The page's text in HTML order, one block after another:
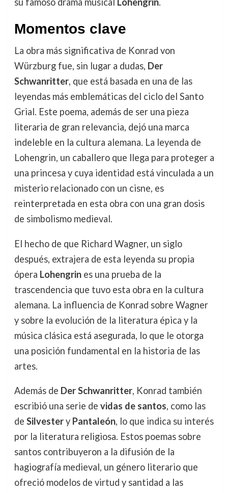
Momentos clave
La obra más significativa de Konrad von
Würzburg fue, sin lugar a dudas, Der
Schwanritter, que está basada en una de las
leyendas más emblemáticas del ciclo del Santo
Grial. Este poema, además de ser una pieza
literaria de gran relevancia, dejó una marca
indeleble en la cultura alemana. La leyenda de
Lohengrin, un caballero que llega para proteger a
una princesa y cuya identidad está vinculada a un
misterio relacionado con un cisne, es
reinterpretada en esta obra con una gran dosis
de simbolismo medieval.
El hecho de que Richard Wagner, un siglo
después, extrajera de esta leyenda su propia
ópera Lohengrines una prueba de la
trascendencia que tuvo esta obra en la cultura
alemana. La influencia de Konrad sobre Wagner
y sobre la evolución de la literatura épica y la
música clásica está asegurada, lo que le otorga
una posición fundamental en la historia de las
artes.
Además de Der Schwanritter, Konrad también
escribió una serie de vidas de santos, como las
de Silvestery Pantaleón, lo que indica su interés
por la literatura religiosa. Estos poemas sobre
santos contribuyeron a la difusión de la
hagiografía medieval, un género literario que
ofreció modelos de virtud y santidad a las